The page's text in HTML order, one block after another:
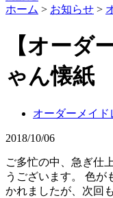
ホーム > お知らせ >
【オーダ
ゃん懐紙
オーダーメイド
2018/10/06
ご多忙の中、急ぎ仕
うございます。 色が
かれましたが、次回